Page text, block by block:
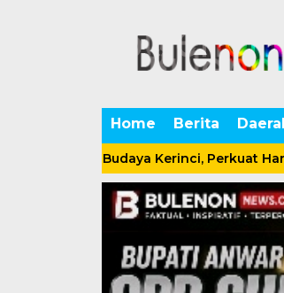
Home Berita
Seni Budaya Kerinci, Perkuat Harmoni